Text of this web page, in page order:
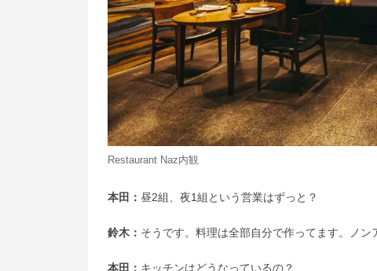
Restaurant Naz内観
本田： 昼2組、夜1組という営業はずっと？
鈴木： そうです。料理は全部自分で作ってます。ノン
本田： キッチンはどうなっているの？